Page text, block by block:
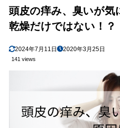
頭皮の痒み、臭いが気
乾燥だけではない！？
2024年7月11日 2020年3月25日
141 views